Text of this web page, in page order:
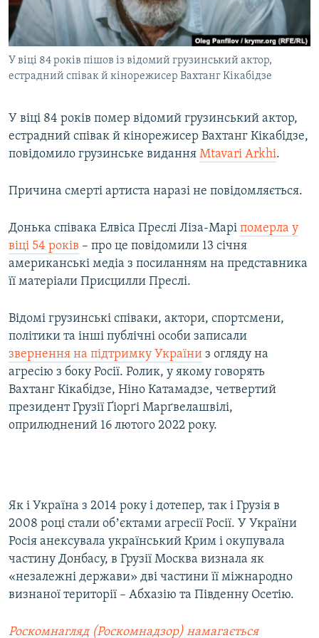
ВІДЕОУРОКИ «ELIFBE»
СВІДЧЕННЯ ОКУПАЦІЇ
УКРАЇНСЬКА ПРОБЛЕМА КРИМУ
Русский
Qırımtatar
Усі сайти RFE/RL
У віці 84 років пішов із відомий грузинський актор,
естрадний співак й кінорежисер Вахтанг Кікабідзе
У віці 84 років помер відомий грузинський актор,
естрадний співак й кінорежисер Вахтанг Кікабідзе,
повідомило грузинське видання Mtavari Arkhi.
Причина смерті артиста наразі не повідомляється.
Донька співака Елвіса Преслі Ліза-Марі померла у
віці 54 років – про це повідомили 13 січня
американські медіа з посиланням на представника
її матеріали Присцилли Преслі.
Відомі грузинські співаки, актори, спортсмени,
політики та інші публічні особи записали
звернення на підтримку України з огляду на
агресію з боку Росії. Ролик, у якому говорять
Вахтанг Кікабідзе, Ніно Катамадзе, четвертий
президент Грузії Ґіорґі Марґвелашвілі,
оприлюднений 16 лютого 2022 року.
Як і Україна з 2014 року і дотепер, так і Грузія в
2008 році стали обʼєктами агресії Росії. У України
Росія анексувала український Крим і окупувала
частину Донбасу, в Грузії Москва визнала як
«незалежні держави» дві частини її міжнародно
визнаної території – Абхазію та Південну Осетію.
Роскомнагляд (Роскомнадзор) намагається